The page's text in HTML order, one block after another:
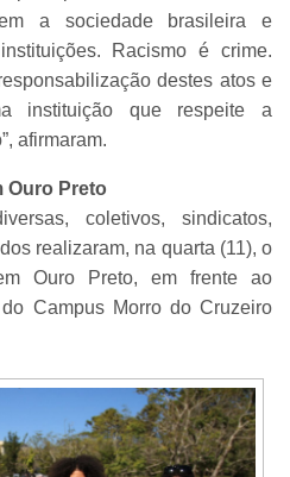
a sociedade brasileira e
Racismo é crime.
destes atos e
instituição que respeite a
afirmaram.
Ouro Preto
coletivos, sindicatos,
realizaram, na quarta (11), o
Ouro Preto, em frente ao
Campus Morro do Cruzeiro